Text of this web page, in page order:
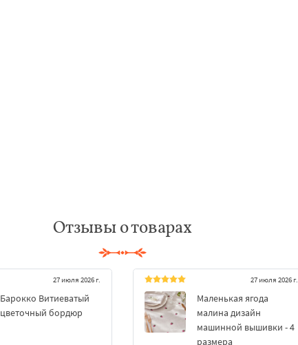
Отзывы о товарах
27 июля 2026 г.
Барокко Витиеватый
цветочный бордюр
27 июля 2026 г.
Маленькая ягода
малина дизайн
машинной вышивки - 4
размера